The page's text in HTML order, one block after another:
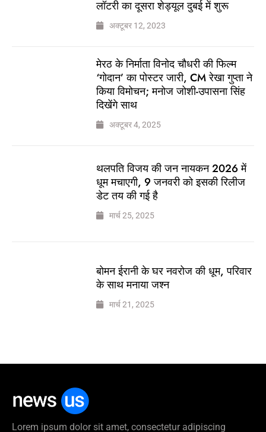
लॉटरी का दूसरा शेड्यूल दुबई में शुरू
अक्टूबर 12, 2023
मेरठ के निर्माता विनोद चौधरी की फिल्म
‘गोदान’ का पोस्टर जारी, CM रेखा गुप्ता ने
किया विमोचन; मनोज जोशी-उपासना सिंह
दिखेंगे साथ
अक्टूबर 4, 2025
थलपति विजय की जन नायकन 2026 में
धूम मचाएगी, 9 जनवरी को इसकी रिलीज
डेट तय की गई है
मार्च 25, 2025
बोमन ईरानी के घर नवरोज की धूम, परिवार
के साथ मनाया जश्न
मार्च 21, 2025
Lorem ipsum dolor sit amet, consectetur adipiscing